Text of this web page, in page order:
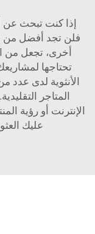
إذا كنت تبحث عن
أخرى، تجعل من
تحتاجها
الأنثوية لدى عدد
المتاجر
عليك